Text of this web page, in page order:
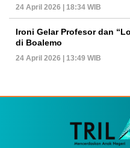
24 April 2026 | 18:34 WIB
Ironi Gelar Profesor dan
di Boalemo
24 April 2026 | 13:49 WIB